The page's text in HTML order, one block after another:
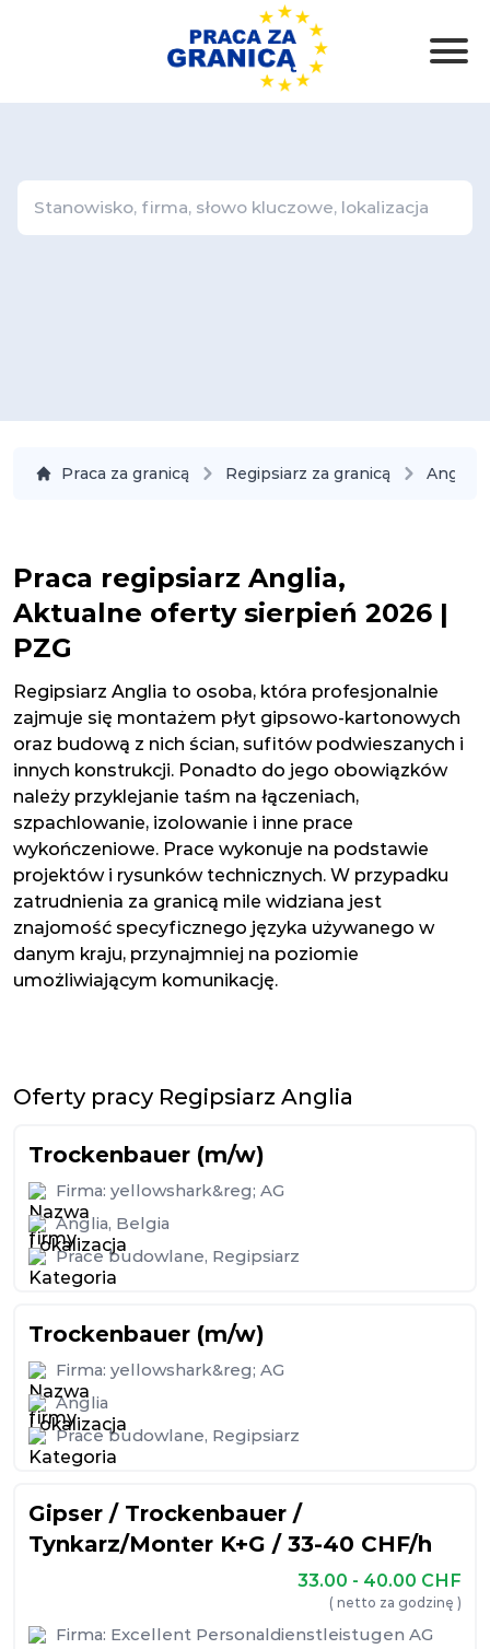
Praca za granicą Regipsiarz za granicą Anglia
Praca regipsiarz Anglia,
Aktualne oferty sierpień 2026 |
PZG
Regipsiarz Anglia to osoba, która profesjonalnie
zajmuje się montażem płyt gipsowo-kartonowych
oraz budową z nich ścian, sufitów podwieszanych i
innych konstrukcji. Ponadto do jego obowiązków
należy przyklejanie taśm na łączeniach,
szpachlowanie, izolowanie i inne prace
wykończeniowe. Prace wykonuje na podstawie
projektów i rysunków technicznych. W przypadku
zatrudnienia za granicą mile widziana jest
znajomość specyficznego języka używanego w
danym kraju, przynajmniej na poziomie
umożliwiającym komunikację.
Oferty pracy Regipsiarz Anglia
Trockenbauer (m/w)
Firma: yellowshark&reg; AG
Anglia, Belgia
Prace budowlane, Regipsiarz
Trockenbauer (m/w)
Firma: yellowshark&reg; AG
Anglia
Prace budowlane, Regipsiarz
Gipser / Trockenbauer /
Tynkarz/Monter K+G / 33-40 CHF/h
33.00 - 40.00 CHF
( netto za godzinę )
Firma: Excellent Personaldienstleistugen AG